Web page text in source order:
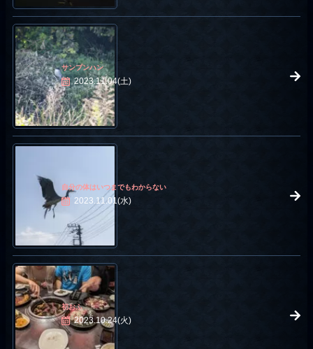
サンプンハン
2023.11.04(土)
自分の体はいつまでもわからない
2023.11.01(水)
初おふ
2023.10.24(火)